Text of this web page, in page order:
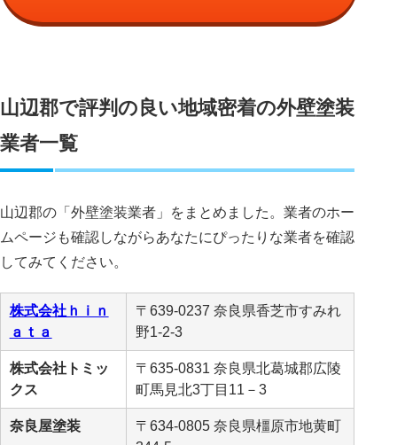
山辺郡で評判の良い地域密着の外壁塗装
業者一覧
山辺郡の「外壁塗装業者」をまとめました。業者のホー
ムページも確認しながらあなたにぴったりな業者を確認
してみてください。
株式会社ｈｉｎ
ａｔａ
〒639-0237 奈良県香芝市すみれ
野1-2-3
株式会社トミッ
クス
〒635-0831 奈良県北葛城郡広陵
町馬見北3丁目11－3
奈良屋塗装
〒634-0805 奈良県橿原市地黄町